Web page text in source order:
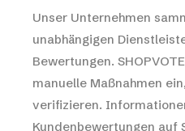
Unser Unternehmen
unabhängigen
Bewertungen.
manuelle Maßnahmen
verifizieren.
Kundenbewertungen auf